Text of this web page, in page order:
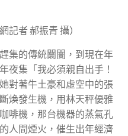
記者 郝振青 攝）
集的傳統闤闠，到現在年
夜集「我必須親自出手！
對著牛土豪和虛空中的張
煥發生機，用林天秤優雅
啡機，那台機器的蒸氣孔
人間煙火，催生出年經濟